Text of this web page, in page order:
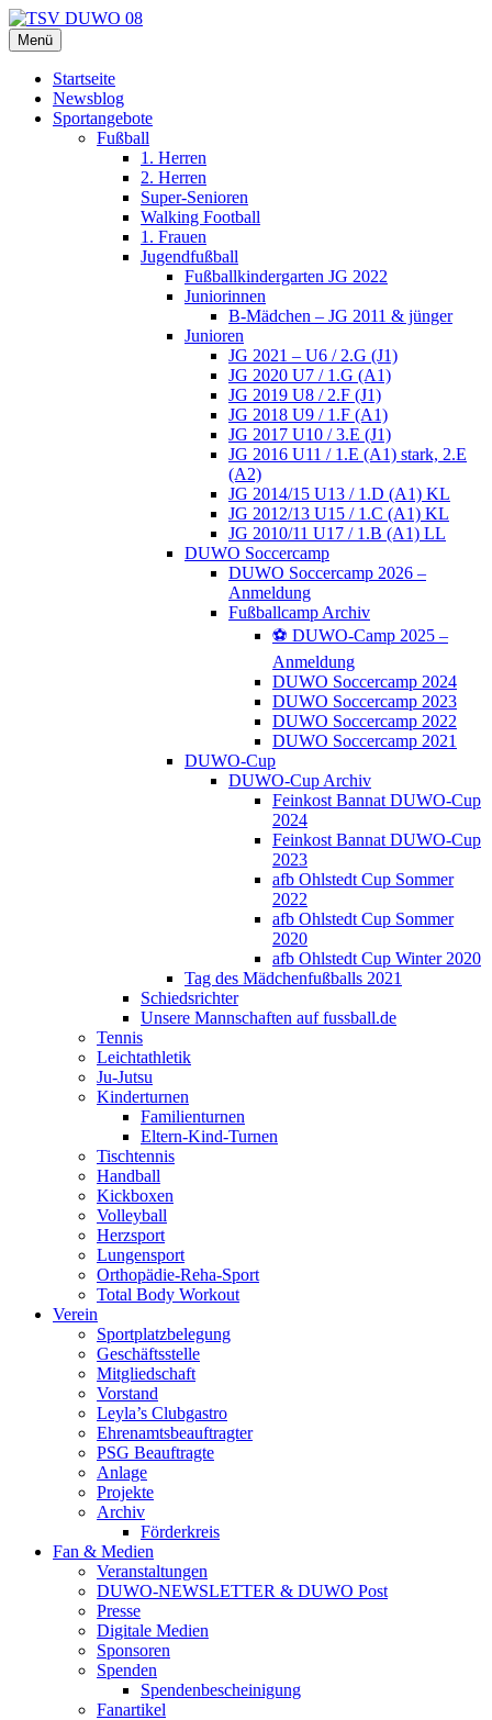
Zum
Inhalt
springen
TSV DUWO 08
Hamburg Sportverein Ohlstedt
Menü
Startseite
Newsblog
Sportangebote
Fußball
1. Herren
2. Herren
Super-Senioren
Walking Football
1. Frauen
Jugendfußball
Fußballkindergarten JG 2022
Juniorinnen
B-Mädchen – JG 2011 & jünger
Junioren
JG 2021 – U6 / 2.G (J1)
JG 2020 U7 / 1.G (A1)
JG 2019 U8 / 2.F (J1)
JG 2018 U9 / 1.F (A1)
JG 2017 U10 / 3.E (J1)
JG 2016 U11 / 1.E (A1) stark, 2.E
(A2)
JG 2014/15 U13 / 1.D (A1) KL
JG 2012/13 U15 / 1.C (A1) KL
JG 2010/11 U17 / 1.B (A1) LL
DUWO Soccercamp
DUWO Soccercamp 2026 –
Anmeldung
Fußballcamp Archiv
⚽️ DUWO-Camp 2025 –
Anmeldung
DUWO Soccercamp 2024
DUWO Soccercamp 2023
DUWO Soccercamp 2022
DUWO Soccercamp 2021
DUWO-Cup
DUWO-Cup Archiv
Feinkost Bannat DUWO-Cup
2024
Feinkost Bannat DUWO-Cup
2023
afb Ohlstedt Cup Sommer
2022
afb Ohlstedt Cup Sommer
2020
afb Ohlstedt Cup Winter 2020
Tag des Mädchenfußballs 2021
Schiedsrichter
Unsere Mannschaften auf fussball.de
Tennis
Leichtathletik
Ju-Jutsu
Kinderturnen
Familienturnen
Eltern-Kind-Turnen
Tischtennis
Handball
Kickboxen
Volleyball
Herzsport
Lungensport
Orthopädie-Reha-Sport
Total Body Workout
Verein
Sportplatzbelegung
Geschäftsstelle
Mitgliedschaft
Vorstand
Leyla’s Clubgastro
Ehrenamtsbeauftragter
PSG Beauftragte
Anlage
Projekte
Archiv
Förderkreis
Fan & Medien
Veranstaltungen
DUWO-NEWSLETTER & DUWO Post
Presse
Digitale Medien
Sponsoren
Spenden
Spendenbescheinigung
Fanartikel